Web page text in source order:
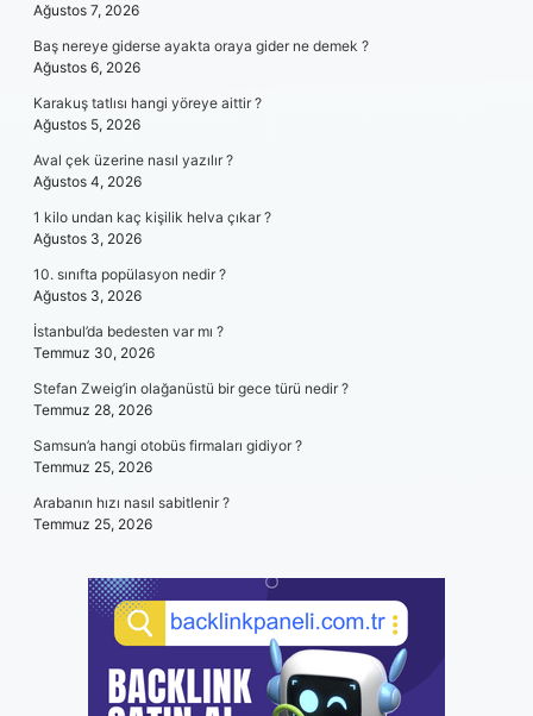
Ağustos 7, 2026
Baş nereye giderse ayakta oraya gider ne demek ?
Ağustos 6, 2026
Karakuş tatlısı hangi yöreye aittir ?
Ağustos 5, 2026
Aval çek üzerine nasıl yazılır ?
Ağustos 4, 2026
1 kilo undan kaç kişilik helva çıkar ?
Ağustos 3, 2026
10. sınıfta popülasyon nedir ?
Ağustos 3, 2026
İstanbul’da bedesten var mı ?
Temmuz 30, 2026
Stefan Zweig’in olağanüstü bir gece türü nedir ?
Temmuz 28, 2026
Samsun’a hangi otobüs firmaları gidiyor ?
Temmuz 25, 2026
Arabanın hızı nasıl sabitlenir ?
Temmuz 25, 2026